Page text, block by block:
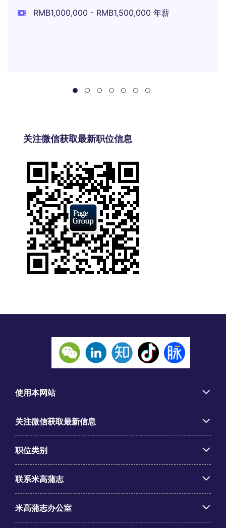
RMB1,000,000 - RMB1,500,000 年薪
关注微信获取最新职位信息
使用本网站
关注微信获取最新信息
职位类别
联系米高蒲志
米高蒲志办公室